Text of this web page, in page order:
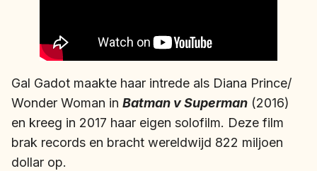
Gal Gadot maakte haar intrede als Diana Prince/
Wonder Woman in Batman v Superman (2016)
en kreeg in 2017 haar eigen solofilm. Deze film
brak records en bracht wereldwijd 822 miljoen
dollar op.